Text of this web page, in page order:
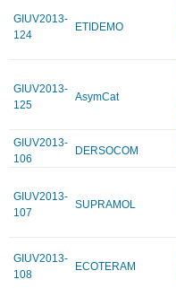
GIUV2013-
124
ETIDEMO
GIUV2013-
125
AsymCat
GIUV2013-
106
DERSOCOM
GIUV2013-
107
SUPRAMOL
GIUV2013-
108
ECOTERAM